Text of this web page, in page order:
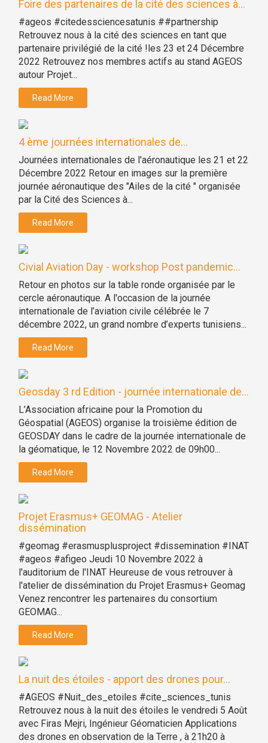
Foire des partenaires de la cité des sciences à...
#ageos #citedessciencesatunis ##partnership
Retrouvez nous à la cité des sciences en tant que
partenaire privilégié de la cité !les 23 et 24 Décembre
2022 Retrouvez nos membres actifs au stand AGEOS
autour Projet...
Read More
4 ème journées internationales de...
Journées internationales de l'aéronautique les 21 et 22
Décembre 2022 Retour en images sur la première
journée aéronautique des "Ailes de la cité " organisée
par la Cité des Sciences à...
Read More
Civial Aviation Day - workshop Post pandemic...
Retour en photos sur la table ronde organisée par le
cercle aéronautique. A l'occasion de la journée
internationale de l’aviation civile célébrée le 7
décembre 2022, un grand nombre d’experts tunisiens...
Read More
Geosday 3 rd Edition - journée internationale de...
L’Association africaine pour la Promotion du
Géospatial (AGEOS) organise la troisième édition de
GEOSDAY dans le cadre de la journée internationale de
la géomatique, le 12 Novembre 2022 de 09h00...
Read More
Projet Erasmus+ GEOMAG - Atelier
dissémination
#geomag #erasmusplusproject #dissemination #INAT
#ageos #afigeo Jeudi 10 Novembre 2022 à
l'auditorium de l'INAT Heureuse de vous retrouver à
l'atelier de dissémination du Projet Erasmus+ Geomag
Venez rencontrer les partenaires du consortium
GEOMAG...
Read More
La nuit des étoiles - apport des drones pour...
#AGEOS #Nuit_des_etoiles #cite_sciences_tunis
Retrouvez nous à la nuit des étoiles le vendredi 5 Août
avec Firas Mejri, Ingénieur Géomaticien Applications
des drones en observation de la Terre , à 21h20 à